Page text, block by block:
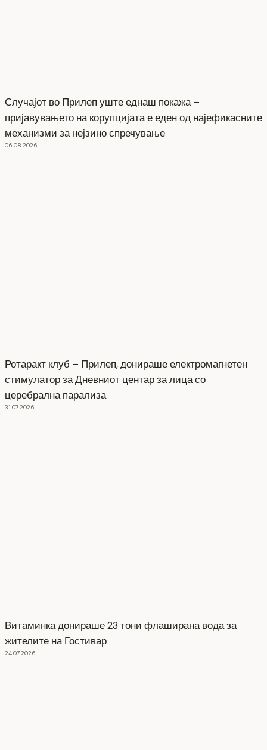
Случајот во Прилеп уште еднаш покажа –
пријавувањето на корупцијата е еден од најефикасните
механизми за нејзино спречување
06.08.2026
Ротаракт клуб – Прилеп, донираше електромагнетен
стимулатор за Дневниот центар за лица со
церебрална парализа
31.07.2026
Витаминка донираше 23 тони флаширана вода за
жителите на Гостивар
24.07.2026